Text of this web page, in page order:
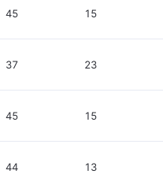
45 15
37 23
45 15
44 13